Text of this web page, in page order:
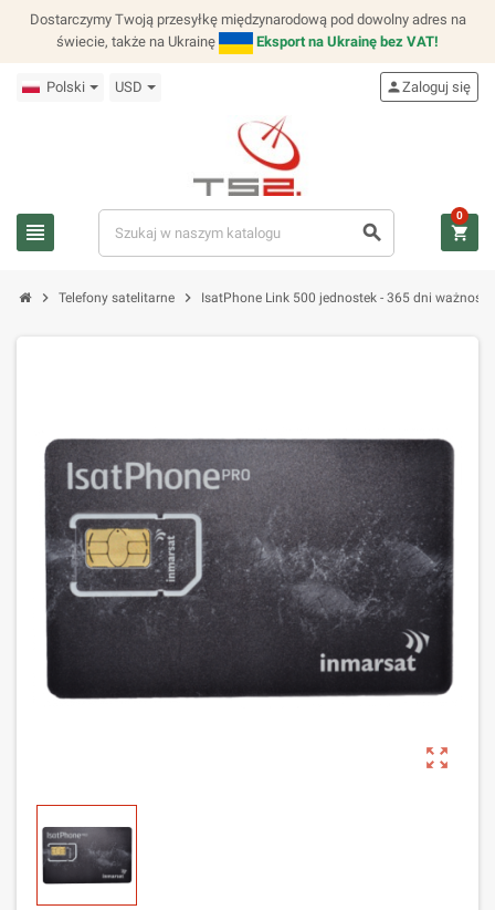
Dostarczymy Twoją przesyłkę międzynarodową pod dowolny adres na
świecie, także na Ukrainę
Eksport na Ukrainę bez VAT!
Polski USD
view_headline search
personZaloguj się
shopping_cart
0
chevron_right Telefony satelitarne chevron_right IsatPhone Link 500 jednostek - 365 dni ważności
zoom_out_map